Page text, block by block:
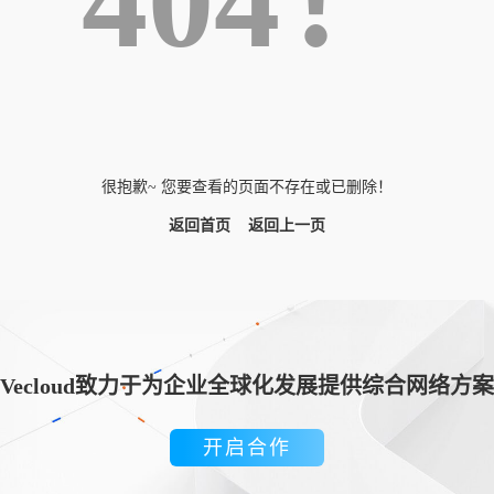
很抱歉~ 您要查看的页面不存在或已删除！
返回首页 返回上一页
Vecloud致力于为企业全球化发展提供综合网络方案
开启合作